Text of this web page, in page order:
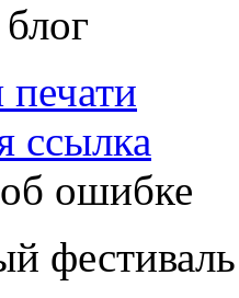
ссылка
ошибке